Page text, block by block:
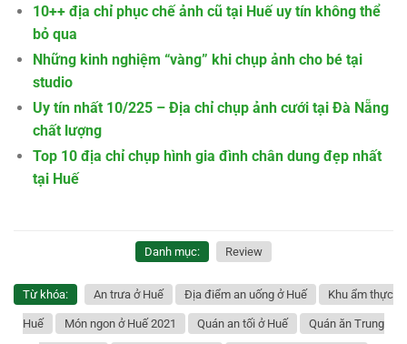
10++ địa chỉ phục chế ảnh cũ tại Huế uy tín không thể
bỏ qua
Những kinh nghiệm “vàng” khi chụp ảnh cho bé tại
studio
Uy tín nhất 10/225 – Địa chỉ chụp ảnh cưới tại Đà Nẵng
chất lượng
Top 10 địa chỉ chụp hình gia đình chân dung đẹp nhất
tại Huế
Danh mục: Review
Từ khóa: An trưa ở Huế Địa điểm an uống ở Huế Khu ẩm thực
Huế Món ngon ở Huế 2021 Quán an tối ở Huế Quán ăn Trung